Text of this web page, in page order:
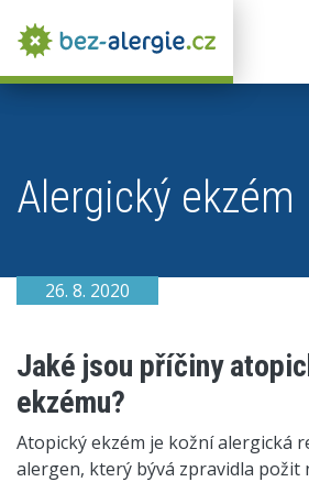
Alergický ekzém
26. 8. 2020
Jaké jsou příčiny
ekzému?
Atopický ekzém je kožní alergická
alergen, který bývá zpravidla požit